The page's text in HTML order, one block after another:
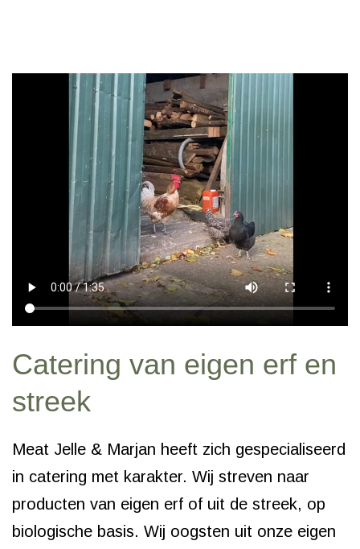
Catering van eigen erf en
streek
Meat Jelle & Marjan heeft zich gespecialiseerd
in catering met karakter. Wij streven naar
producten van eigen erf of uit de streek, op
biologische basis. Wij oogsten uit onze eigen